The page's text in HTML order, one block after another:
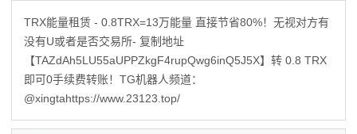
TRX能量租赁 - 0.8TRX=13万能量 直接节省80%！无视对方有
没有U或者是否交易所- 复制地址
【TAZdAh5LU55aUPPZkgF4rupQwg6inQ5J5X】转 0.8 TRX
即可0手续费转账！TG机器人频道：
@xingtahttps://www.23123.top/